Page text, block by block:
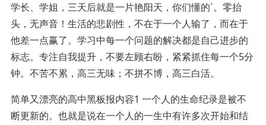
学长、学姐，三天后就是一片艳阳天，你们懂的`。零抬
头，无声音！生活的悲剧性，不在于一个人输了，而在于
他差一点赢了。学习中每一个问题的解决都是自己进步的
标志。专注自我提升，不要左顾右盼，紧紧抓住每一个5分
钟。不苦不累，高三无味；不拼不博，高三白活。
简单又漂亮的高中黑板报内容1 一个人的生命纪录是被不
断更新的。也就是说在一个人的一生中有许多次开始和结